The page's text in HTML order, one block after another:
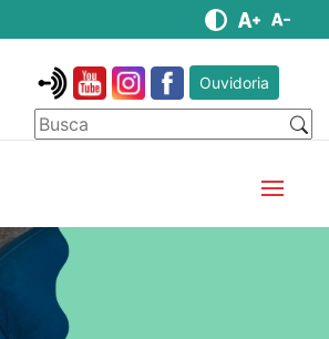
Ouvidoria